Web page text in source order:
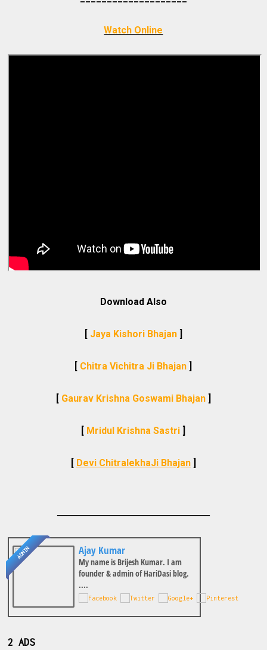
Watch Online
Download Also
[ Jaya Kishori Bhajan]
[ Chitra Vichitra Ji Bhajan ]
[ Gaurav Krishna Goswami Bhajan]
[ Mridul Krishna Sastri ]
[ Devi ChitralekhaJi Bhajan]
ADMIN Ajay Kumar
My name is Brijesh Kumar. I am
founder & admin of HariDasi blog.
....
2 ADS